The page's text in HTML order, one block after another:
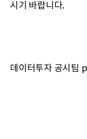
시기 바랍니다.
데이터투자 공시